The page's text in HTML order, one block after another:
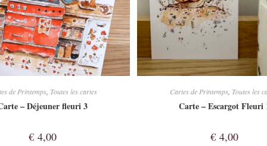
de Printemps, Toutes les cartes
– Déjeuner fleuri 3
€4,00
Cartes de Printemps Toutes les
Carte – Escargot Fleuri
€ 4,00